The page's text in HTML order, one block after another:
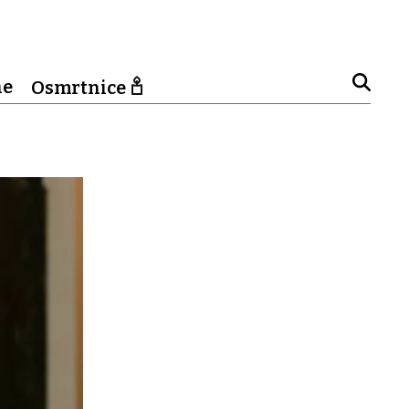
Osmrtnice